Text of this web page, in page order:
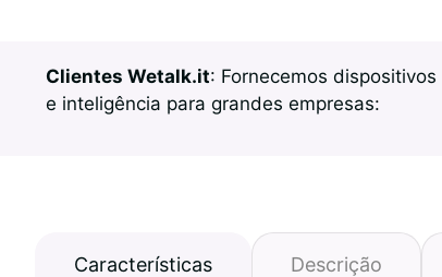
Clientes Wetalk.it: Fornecemos dispositivos
e inteligência para grandes empresas:
Características Descrição